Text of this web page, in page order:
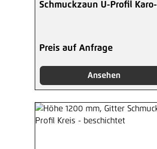
Schmuckzaun U-Profil Karo-
Preis auf Anfrage
Ansehen